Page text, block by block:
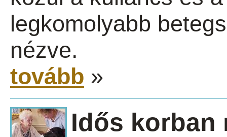
legkomolyabb
nézve.
tovább »
Idős korban